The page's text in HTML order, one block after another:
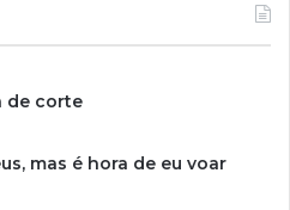
de corte
mas é hora de eu voar